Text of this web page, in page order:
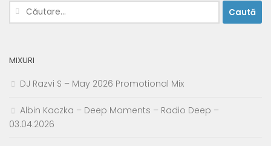
Caută
după:
MIXURI
DJ Razvi S – May 2026 Promotional Mix
Albin Kaczka – Deep Moments – Radio Deep –
03.04.2026